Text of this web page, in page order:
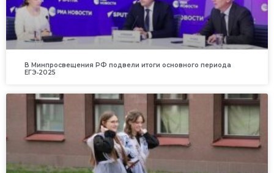
В Минпросвещения РФ подвели итоги основного периода
ЕГЭ‑2025